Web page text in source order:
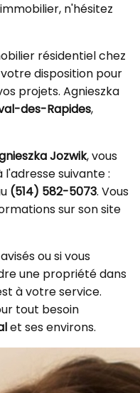
n'hésitez
résidentiel chez
disposition pour
projets. Agnieszka
des-Rapides,
Jozwik, vous
suivante :
(514) 582-5073. Vous
sur son site
ou si vous
une propriété dans
à votre service.
tout besoin
et ses environs.